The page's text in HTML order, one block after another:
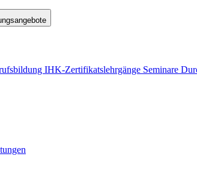
IHK-Zertifikatslehrgänge Seminare